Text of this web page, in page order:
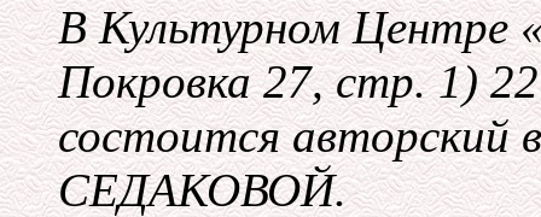
В Культурном Центре
Покровка 27, стр. 1)
состоится авторский
СЕДАКОВОЙ.